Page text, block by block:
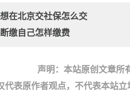
在北京交社保怎么交
缴自己怎样缴费
声明：本站原创文章所
代表原作者观点，不代表本站